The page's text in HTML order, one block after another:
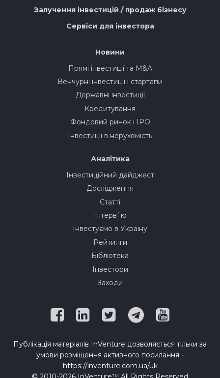
Залучення інвестицій / продаж бізнесу
Сервіси для інвестора
Новини
Прямі інвестиції та M&A
Венчурні інвестиції і стартапи
Державні інвестиції
Кредитування
Фондовий ринок і IPO
Інвестиції в нерухомість
Аналітика
Інвестиційний дайджест
Дослідження
Статті
Інтерв`ю
Інвестуємо в Україну
Рейтинги
Бібліотека
Інвестори
Заходи
Публікація матеріалів InVenture дозволяється тільки за
умови розміщення активного посилання -
https://inventure.com.ua/uk